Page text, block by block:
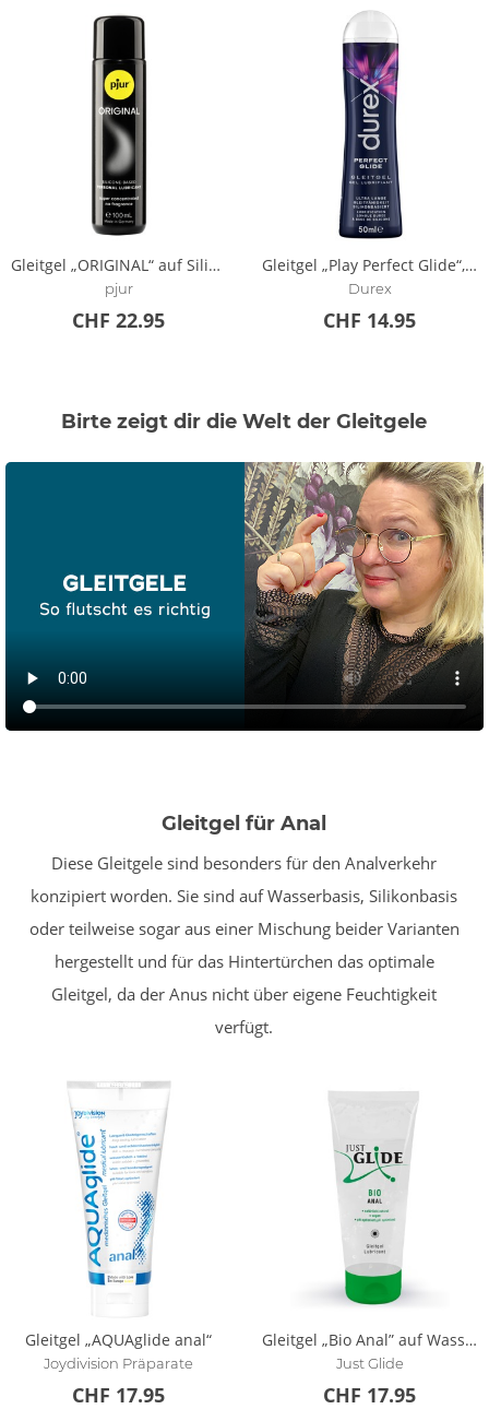
Gleitgel „ORIGINAL“ auf Silikonbasis
pjur
CHF 22.95
Gleitgel „Play Perfect Glide“, auf Silikonbasis
Durex
CHF 14.95
Birte zeigt dir die Welt der Gleitgele
Gleitgel für Anal
Diese Gleitgele sind besonders für den Analverkehr
konzipiert worden. Sie sind auf Wasserbasis, Silikonbasis
oder teilweise sogar aus einer Mischung beider Varianten
hergestellt und für das Hintertürchen das optimale
Gleitgel, da der Anus nicht über eigene Feuchtigkeit
verfügt.
Gleitgel „AQUAglide anal“
Joydivision Präparate
CHF 17.95
Gleitgel „Bio Anal” auf Wasser-/Bio-Glycerinbasis
Just Glide
CHF 17.95